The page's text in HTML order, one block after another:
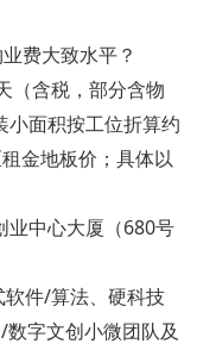
费大致水平？
（含税，部分含物
面积按工位折算约
金地板价；具体以
业中心大厦（680号
件/算法、硬科技
字文创小微团队及